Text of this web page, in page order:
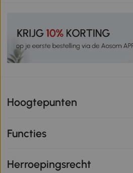
Hoogtepunten
Functies
Herroepingsrecht